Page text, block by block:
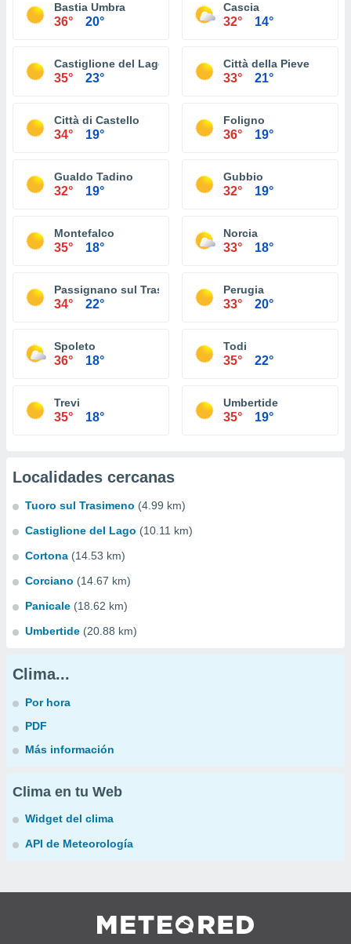
Bastia Umbra
36° 20°
Cascia
32° 14°
Castiglione del Lago
35° 23°
Città della Pieve
33° 21°
Città di Castello
34° 19°
Foligno
36° 19°
Gualdo Tadino
32° 19°
Gubbio
32° 19°
Montefalco
35° 18°
Norcia
33° 18°
Passignano sul Trasimeno
34° 22°
Perugia
33° 20°
Spoleto
36° 18°
Todi
35° 22°
Trevi
35° 18°
Umbertide
35° 19°
Localidades cercanas
Tuoro sul Trasimeno (4.99 km)
Castiglione del Lago (10.11 km)
Cortona (14.53 km)
Corciano (14.67 km)
Panicale (18.62 km)
Umbertide (20.88 km)
Clima...
Por hora
PDF
Más información
Clima en tu Web
Widget del clima
API de Meteorología